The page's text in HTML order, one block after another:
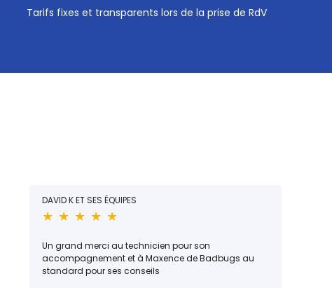
Tarifs fixes et transparents lors de la prise de RdV
DAVID K ET SES ÉQUIPES
★ ★ ★ ★ ★
Un grand merci au technicien pour son
accompagnement et à Maxence de Badbugs au
standard pour ses conseils